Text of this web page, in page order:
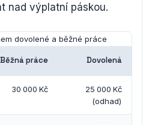
nad výplatní páskou.
dovolené a běžné práce
Běžná práce Dovolená
30 000 Kč
25 000 Kč
(odhad)